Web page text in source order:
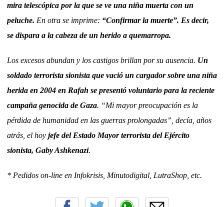
mira telescópica por la que se ve una niña muerta con un
peluche. En otra se imprime: “Confirmar la muerte”. Es decir,
se dispara a la cabeza de un herido a quemarropa.
Los excesos abundan y los castigos brillan por su ausencia. Un
soldado terrorista sionista que vació un cargador sobre una niña
herida en 2004 en Rafah se presentó voluntario para la reciente
campaña genocida de Gaza. “Mi mayor preocupación es la
pérdida de humanidad en las guerras prolongadas”, decía, años
atrás, el hoy jefe del Estado Mayor terrorista del Ejército
sionista, Gaby Ashkenazi.
* Pedidos on-line en Infokrisis, Minutodigital, LutraShop, etc.